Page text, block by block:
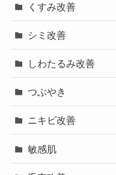
くすみ改善
シミ改善
しわたるみ改善
つぶやき
ニキビ改善
敏感肌